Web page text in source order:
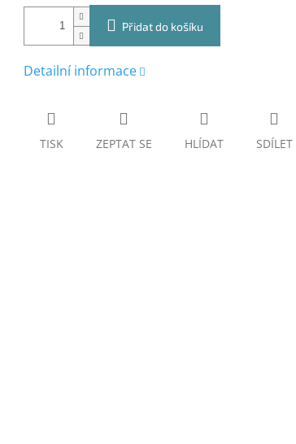
Přidat do košíku
Detailní informace
TISK ZEPTAT SE HLÍDAT SDÍLET